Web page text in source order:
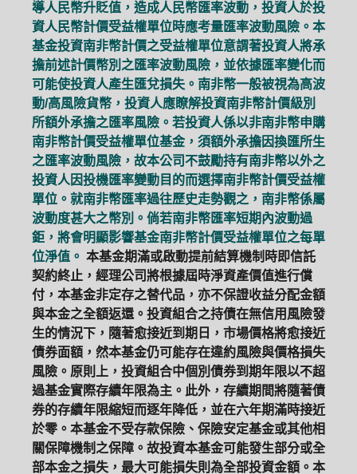
導人民幣升貶值，造成人民幣匯率波動，投資人於投
資人民幣計價受益權單位時應考量匯率波動風險。本
基金投資南非幣計價之受益權單位意謂著投資人將承
擔前述計價幣別之匯率波動風險，並依據匯率變化而
可能使投資人產生匯兌損失。南非幣一般被視為高波
動/高風險貨幣，投資人應瞭解投資南非幣計價級別
所額外承擔之匯率風險。若投資人係以非南非幣申購
南非幣計價受益權單位基金，須額外承擔因換匯所生
之匯率波動風險，故本公司不鼓勵持有南非幣以外之
投資人因投機匯率變動目的而選擇南非幣計價受益權
單位。就南非幣匯率過往歷史走勢觀之，南非幣係屬
波動度甚大之幣別。倘若南非幣匯率短期內波動過
鉅，將會明顯影響基金南非幣計價受益權單位之每單
位淨值。 本基金期滿或啟動提前結算機制時即信託
契約終止，經理公司將根據屆時淨資產價值進行償
付，本基金非定存之替代品，亦不保證收益分配金額
與本金之全額返還。投資組合之持債在無信用風險發
生的情況下，隨著愈接近到期日，市場價格將愈接近
債券面額，然本基金仍可能存在違約風險與價格損失
風險。原則上，投資組合中個別債券到期年限以不超
過基金實際存續年限為主。此外，存續期間將隨著債
券的存續年限縮短而逐年降低，並在六年期滿時接近
於零。本基金不受存款保險、保險安定基金或其他相
關保障機制之保障。故投資本基金可能發生部分或全
部本金之損失，最大可能損失則為全部投資金額。本